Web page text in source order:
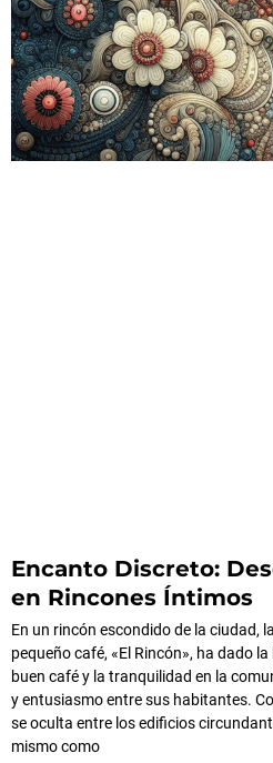
Encanto Discreto:
en Rincones Íntimos
En un rincón escondido de la ciudad,
pequeño café, «El Rincón», ha dado
buen café y la tranquilidad en la
y entusiasmo entre sus habitantes.
se oculta entre los edificios
mismo como